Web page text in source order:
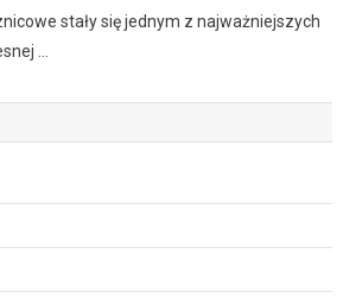
stały się jednym z najważniejszych
…